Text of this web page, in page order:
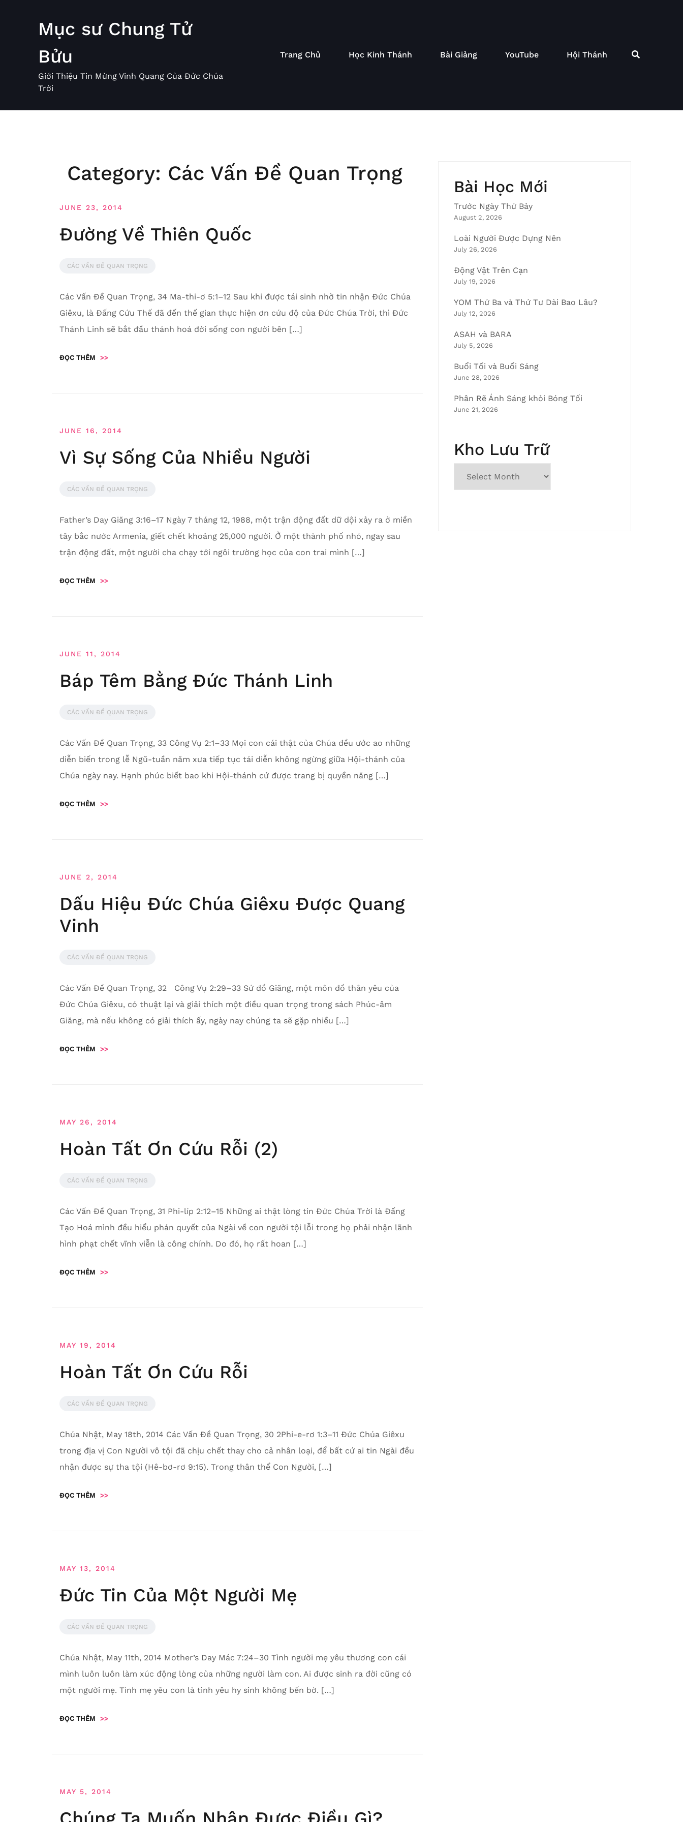
Mục sư Chung Tử
Bửu
Giới Thiệu Tin Mừng Vinh Quang Của Đức Chúa
Trời
Trang Chủ Học Kinh Thánh Bài Giảng YouTube Hội Thánh
Category: Các Vấn Đề Quan Trọng
JUNE 23, 2014
Đường Về Thiên Quốc
CÁC VẤN ĐỀ QUAN TRỌNG
Các Vấn Đề Quan Trọng, 34 Ma-thi-ơ 5:1–12 Sau khi được tái sinh nhờ tin nhận Đức Chúa
Giêxu, là Đấng Cứu Thế đã đến thế gian thực hiện ơn cứu độ của Đức Chúa Trời, thì Đức
Thánh Linh sẽ bắt đầu thánh hoá đời sống con người bên […]
ĐỌC THÊM >>
JUNE 16, 2014
Vì Sự Sống Của Nhiều Người
CÁC VẤN ĐỀ QUAN TRỌNG
Father’s Day Giăng 3:16–17 Ngày 7 tháng 12, 1988, một trận động đất dữ dội xảy ra ở miền
tây bắc nước Armenia, giết chết khoảng 25,000 người. Ở một thành phố nhỏ, ngay sau
trận động đất, một người cha chạy tới ngôi trường học của con trai mình […]
ĐỌC THÊM >>
JUNE 11, 2014
Báp Têm Bằng Đức Thánh Linh
CÁC VẤN ĐỀ QUAN TRỌNG
Các Vấn Đề Quan Trọng, 33 Công Vụ 2:1–33 Mọi con cái thật của Chúa đều ước ao những
diễn biến trong lễ Ngũ-tuần năm xưa tiếp tục tái diễn không ngừng giữa Hội-thánh của
Chúa ngày nay. Hạnh phúc biết bao khi Hội-thánh cứ được trang bị quyền năng […]
ĐỌC THÊM >>
JUNE 2, 2014
Dấu Hiệu Đức Chúa Giêxu Được Quang
Vinh
CÁC VẤN ĐỀ QUAN TRỌNG
Các Vấn Đề Quan Trọng, 32 Công Vụ 2:29–33 Sứ đồ Giăng, một môn đồ thân yêu của
Đức Chúa Giêxu, có thuật lại và giải thích một điều quan trọng trong sách Phúc-âm
Giăng, mà nếu không có giải thích ấy, ngày nay chúng ta sẽ gặp nhiều […]
ĐỌC THÊM >>
MAY 26, 2014
Hoàn Tất Ơn Cứu Rỗi (2)
CÁC VẤN ĐỀ QUAN TRỌNG
Các Vấn Đề Quan Trọng, 31 Phi-líp 2:12–15 Những ai thật lòng tin Đức Chúa Trời là Đấng
Tạo Hoá mình đều hiểu phán quyết của Ngài về con người tội lỗi trong họ phải nhận lãnh
hình phạt chết vĩnh viễn là công chính. Do đó, họ rất hoan […]
ĐỌC THÊM >>
MAY 19, 2014
Hoàn Tất Ơn Cứu Rỗi
CÁC VẤN ĐỀ QUAN TRỌNG
Chúa Nhật, May 18th, 2014 Các Vấn Đề Quan Trọng, 30 2Phi-e-rơ 1:3–11 Đức Chúa Giêxu
trong địa vị Con Người vô tội đã chịu chết thay cho cả nhân loại, để bất cứ ai tin Ngài đều
nhận được sự tha tội (Hê-bơ-rơ 9:15). Trong thân thể Con Người, […]
ĐỌC THÊM >>
MAY 13, 2014
Đức Tin Của Một Người Mẹ
CÁC VẤN ĐỀ QUAN TRỌNG
Chúa Nhật, May 11th, 2014 Mother’s Day Mác 7:24–30 Tình người mẹ yêu thương con cái
mình luôn luôn làm xúc động lòng của những người làm con. Ai được sinh ra đời cũng có
một người mẹ. Tình mẹ yêu con là tình yêu hy sinh không bến bờ. […]
ĐỌC THÊM >>
MAY 5, 2014
Bài Học Mới
Trước Ngày Thứ Bảy
August 2, 2026
Loài Người Được Dựng Nên
July 26, 2026
Động Vật Trên Cạn
July 19, 2026
YOM Thứ Ba và Thứ Tư Dài Bao Lâu?
July 12, 2026
ASAH và BARA
July 5, 2026
Buổi Tối và Buổi Sáng
June 28, 2026
Phân Rẽ Ánh Sáng khỏi Bóng Tối
June 21, 2026
Kho Lưu Trữ